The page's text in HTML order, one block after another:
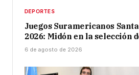
DEPORTES
Juegos Suramericanos
2026: Midón en la selección
6 de agosto de 2026